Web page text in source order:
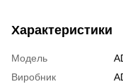
Характеристики
Модель
Виробник